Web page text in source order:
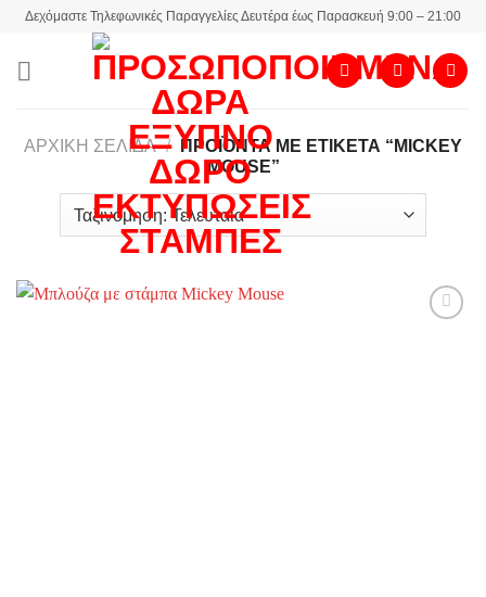
Skip
content
Δεχόμαστε Τηλεφωνικές Παραγγελίες Δευτέρα έως Παρασκευή 9:00 – 21:00
ΑΡΧΙΚΉ ΣΕΛΊΔΑ /
ΠΡΟΪΌΝΤΑ ΜΕ ΕΤΙΚΈΤΑ “MICKEY
MOUSE”